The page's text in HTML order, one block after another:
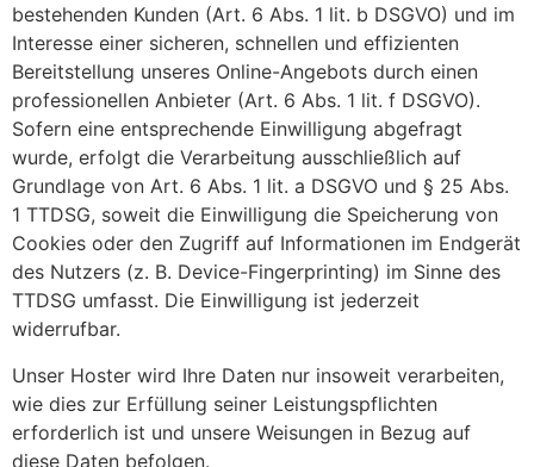
bestehenden Kunden (Art. 6 Abs. 1 lit. b DSGVO) und im
Interesse einer sicheren, schnellen und effizienten
Bereitstellung unseres Online-Angebots durch einen
professionellen Anbieter (Art. 6 Abs. 1 lit. f DSGVO).
Sofern eine entsprechende Einwilligung abgefragt
wurde, erfolgt die Verarbeitung ausschließlich auf
Grundlage von Art. 6 Abs. 1 lit. a DSGVO und § 25 Abs.
1 TTDSG, soweit die Einwilligung die Speicherung von
Cookies oder den Zugriff auf Informationen im Endgerät
des Nutzers (z. B. Device-Fingerprinting) im Sinne des
TTDSG umfasst. Die Einwilligung ist jederzeit
widerrufbar.
Unser Hoster wird Ihre Daten nur insoweit verarbeiten,
wie dies zur Erfüllung seiner Leistungspflichten
erforderlich ist und unsere Weisungen in Bezug auf
diese Daten befolgen.